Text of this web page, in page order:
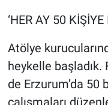
‘HER AY 50
Atölye
heykelle başladık.
de Erzurum’da 50